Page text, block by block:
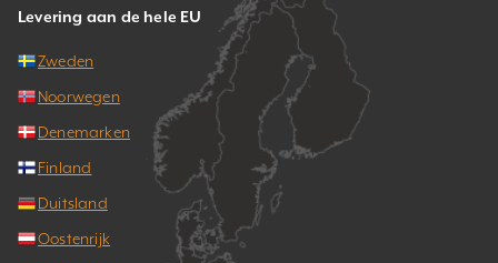
Levering aan de hele EU
Zweden
Noorwegen
Denemarken
Finland
Duitsland
Oostenrijk